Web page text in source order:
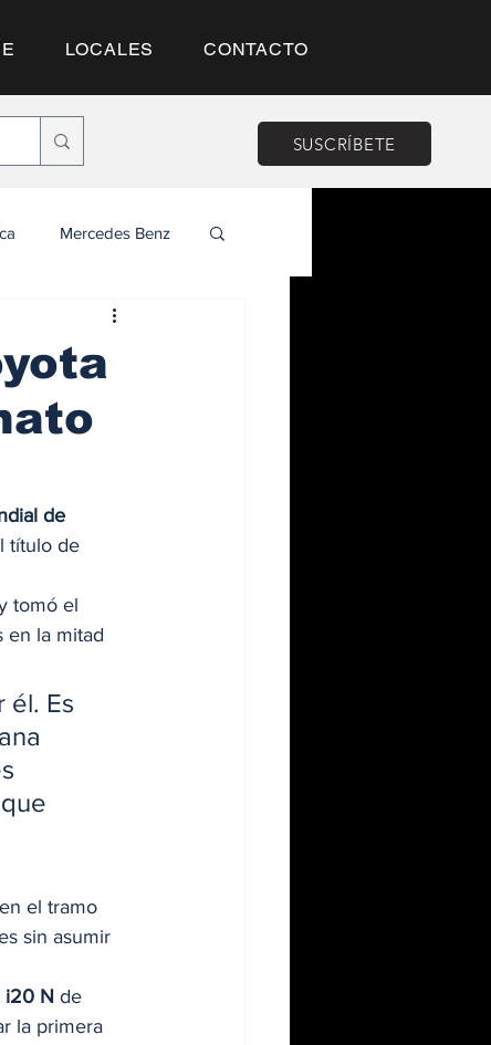
LOCALES CONTACTO
SUSCRÍBETE
Mercedes Benz
de
título de
tomó el
en la mitad
él. Es
el tramo
sin asumir
i20 N de
la primera